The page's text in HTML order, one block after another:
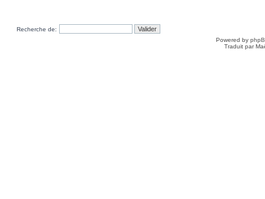
Recherche de:
Powered by
Traduit par